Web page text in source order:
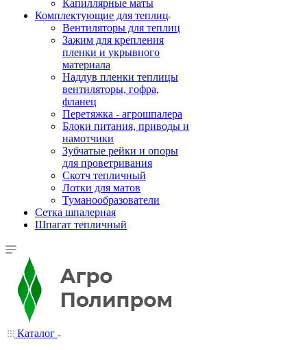
Капиллярные маты
Комплектующие для теплиц
Вентиляторы для теплиц
Зажим для крепления
пленки и укрывного
материала
Наддув пленки теплицы
вентиляторы, гофра,
фланец
Перетяжка - агрошпалера
Блоки питания, приводы и
намотчики
Зубчатые рейки и опоры
для проветривания
Скотч тепличный
Лотки для матов
Туманообразователи
Сетка шпалерная
Шпагат тепличный
Каталог